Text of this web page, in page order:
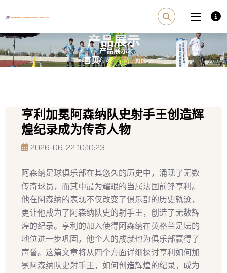
产品展示
首页 产品展示
亨利加冕阿森纳队史射手王创造辉
煌纪录成为传奇人物
2026-06-22 10:10:23
阿森纳足球俱乐部在其悠久的历史中，涌现了无数
传奇球员，而其中最为耀眼的当属法国前锋亨利。
他在阿森纳的表现不仅改变了俱乐部的历史轨迹，
更让他成为了阿森纳队史的射手王，创造了无数辉
煌的纪录。亨利的加入使得阿森纳在英格兰足坛的
地位进一步巩固，他个人的成就也为俱乐部赢得了
声誉。这篇文章将从四个方面详细探讨亨利如何加
冕阿森纳队史射手王，如何创造辉煌的纪录，成为